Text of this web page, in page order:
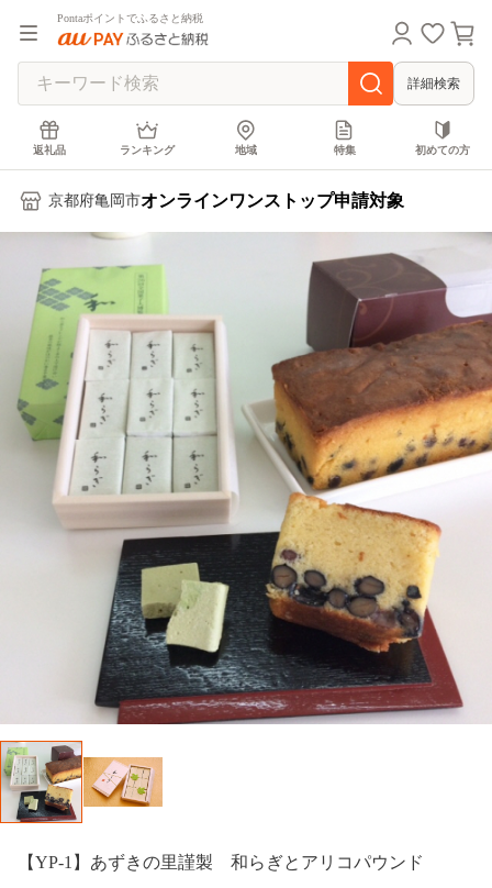
Pontaポイントでふるさと納税
詳細検索
返礼品 ランキング 地域 特集 初めての方
京都府亀岡市オンラインワンストップ申請対象
【YP-1】あずきの里謹製 和らぎとアリコパウンド